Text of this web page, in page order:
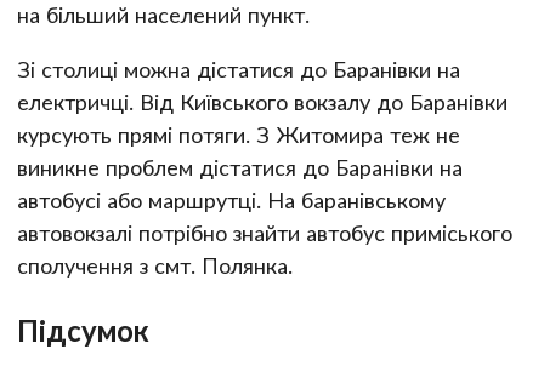
на більший населений пункт.
Зі столиці можна дістатися до Баранівки на
електричці. Від Київського вокзалу до Баранівки
курсують прямі потяги. З Житомира теж не
виникне проблем дістатися до Баранівки на
автобусі або маршрутці. На баранівському
автовокзалі потрібно знайти автобус приміського
сполучення з смт. Полянка.
Підсумок